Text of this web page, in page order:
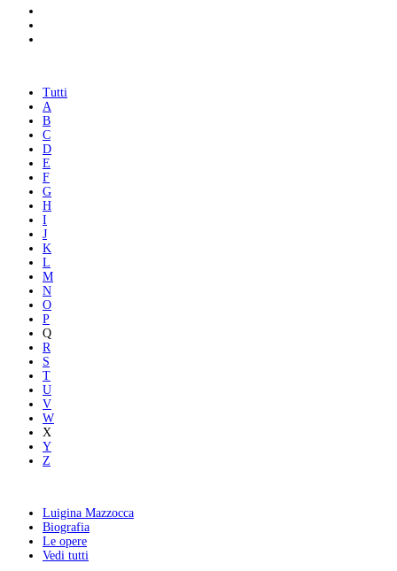
Tutti
A
B
C
D
E
F
G
H
I
J
K
L
M
N
O
P
Q
R
S
T
U
V
W
X
Y
Z
Luigina Mazzocca
Biografia
Le opere
Vedi tutti